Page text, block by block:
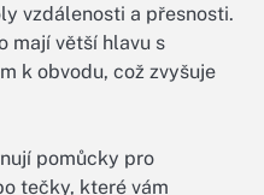
vzdálenosti a přesnosti.
mají větší hlavu s
k obvodu, což zvyšuje
pomůcky pro
tečky, které vám